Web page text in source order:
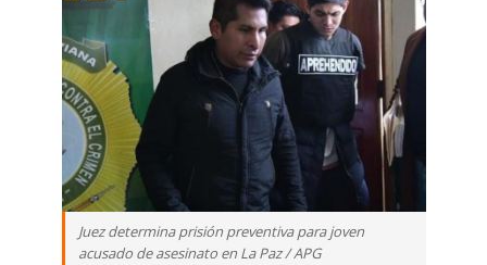
Juez determina prisión preventiva para joven
acusado de asesinato en La Paz / APG